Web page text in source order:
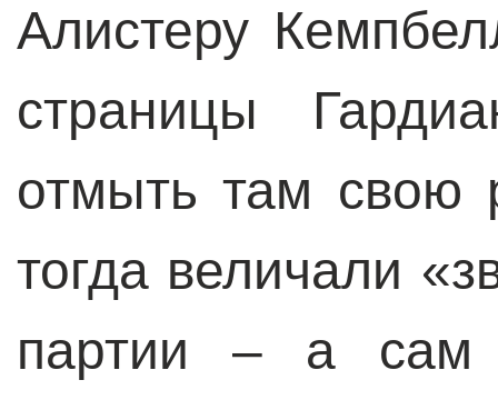
Алистеру
страницы
отмыть там свою
тогда величали
партии – а сам